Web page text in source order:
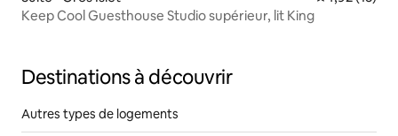
Keep Cool Guesthouse Studio supérieur, lit King
Destinations à découvrir
Autres types de logements